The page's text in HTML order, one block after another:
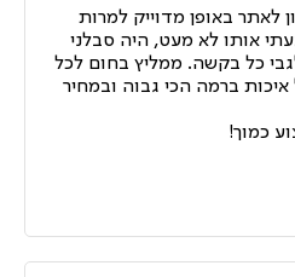
לאתר באופן מדוייק למרות
אותו לא מעט, היה סבלני
כל בקשה. ממליץ בחום לכל
ברמה הכי גבוה ובמחיר
כמוך!